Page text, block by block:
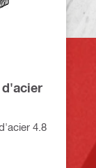
d'acier
4.8